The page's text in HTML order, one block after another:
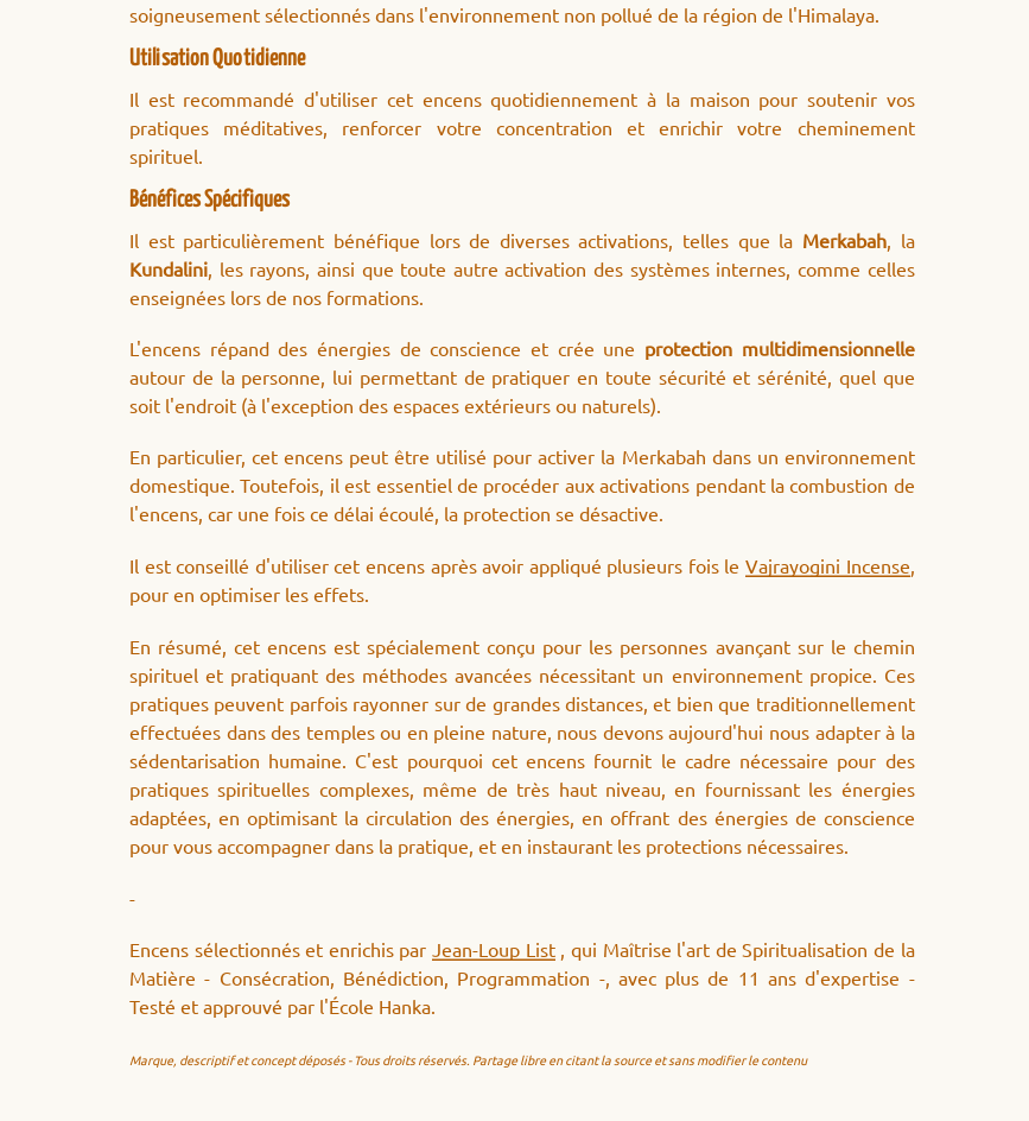
soigneusement sélectionnés dans l'environnement non pollué de la région de l'Himalaya.
Utilisation Quotidienne
Il est recommandé d'utiliser cet encens quotidiennement à la maison pour soutenir vos
pratiques méditatives, renforcer votre concentration et enrichir votre cheminement
spirituel.
Bénéfices Spécifiques
Il est particulièrement bénéfique lors de diverses activations, telles que la Merkabah, la
Kundalini, les rayons, ainsi que toute autre activation des systèmes internes, comme celles
enseignées lors de nos formations.
L'encens répand des énergies de conscience et crée une protection multidimensionnelle
autour de la personne, lui permettant de pratiquer en toute sécurité et sérénité, quel que
soit l'endroit (à l'exception des espaces extérieurs ou naturels).
En particulier, cet encens peut être utilisé pour activer la Merkabah dans un environnement
domestique. Toutefois, il est essentiel de procéder aux activations pendant la combustion de
l'encens, car une fois ce délai écoulé, la protection se désactive.
Il est conseillé d'utiliser cet encens après avoir appliqué plusieurs fois leVajrayogini Incense,
pour en optimiser les effets.
En résumé, cet encens est spécialement conçu pour les personnes avançant sur le chemin
spirituel et pratiquant des méthodes avancées nécessitant un environnement propice. Ces
pratiques peuvent parfois rayonner sur de grandes distances, et bien que traditionnellement
effectuées dans des temples ou en pleine nature, nous devons aujourd'hui nous adapter à la
sédentarisation humaine. C'est pourquoi cet encens fournit le cadre nécessaire pour des
pratiques spirituelles complexes, même de très haut niveau, en fournissant les énergies
adaptées, en optimisant la circulation des énergies, en offrant des énergies de conscience
pour vous accompagner dans la pratique, et en instaurant les protections nécessaires.
-
Encens sélectionnés et enrichis par Jean-Loup List, qui Maîtrise l'art de Spiritualisation de la
Matière - Consécration, Bénédiction, Programmation -, avec plus de 11 ans d'expertise -
Testé et approuvé par l'École Hanka.
Marque, descriptif et concept déposés - Tous droits réservés. Partage libre en citant la source et sans modifier le contenu